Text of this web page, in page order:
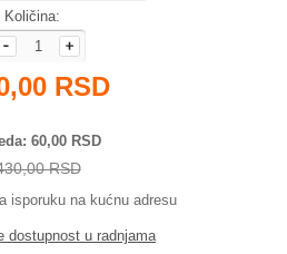
Količina:
RSD
60,00 RSD
RSD
isporuku na kućnu adresu
dostupnost u radnjama